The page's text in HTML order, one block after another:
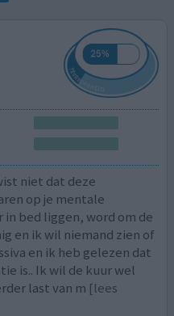
niet dat deze
op je mentale
bed liggen, word om de
en ik wil niemand zien of
en ik heb gelezen dat
is.. Ik wil de kuur wel
last van m [lees